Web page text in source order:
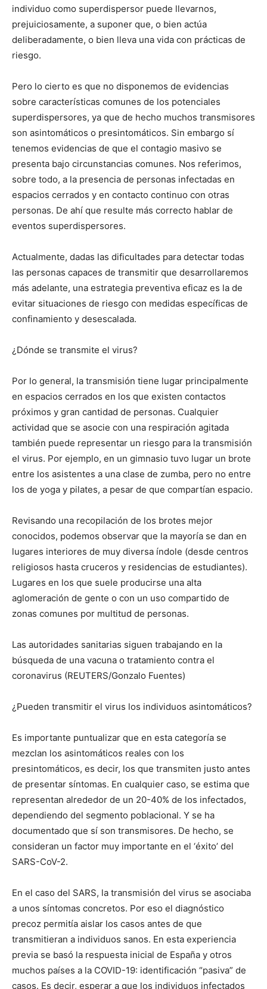
individuo como superdispersor puede llevarnos,
prejuiciosamente, a suponer que, o bien actúa
deliberadamente, o bien lleva una vida con prácticas de
riesgo.
Pero lo cierto es que no disponemos de evidencias
sobre características comunes de los potenciales
superdispersores, ya que de hecho muchos transmisores
son asintomáticos o presintomáticos. Sin embargo sí
tenemos evidencias de que el contagio masivo se
presenta bajo circunstancias comunes. Nos referimos,
sobre todo, a la presencia de personas infectadas en
espacios cerrados y en contacto continuo con otras
personas. De ahí que resulte más correcto hablar de
eventos superdispersores.
Actualmente, dadas las dificultades para detectar todas
las personas capaces de transmitir que desarrollaremos
más adelante, una estrategia preventiva eficaz es la de
evitar situaciones de riesgo con medidas específicas de
confinamiento y desescalada.
¿Dónde se transmite el virus?
Por lo general, la transmisión tiene lugar principalmente
en espacios cerrados en los que existen contactos
próximos y gran cantidad de personas. Cualquier
actividad que se asocie con una respiración agitada
también puede representar un riesgo para la transmisión
el virus. Por ejemplo, en un gimnasio tuvo lugar un brote
entre los asistentes a una clase de zumba, pero no entre
los de yoga y pilates, a pesar de que compartían espacio.
Revisando una recopilación de los brotes mejor
conocidos, podemos observar que la mayoría se dan en
lugares interiores de muy diversa índole (desde centros
religiosos hasta cruceros y residencias de estudiantes).
Lugares en los que suele producirse una alta
aglomeración de gente o con un uso compartido de
zonas comunes por multitud de personas.
Las autoridades sanitarias siguen trabajando en la
búsqueda de una vacuna o tratamiento contra el
coronavirus (REUTERS/Gonzalo Fuentes)
¿Pueden transmitir el virus los individuos asintomáticos?
Es importante puntualizar que en esta categoría se
mezclan los asintomáticos reales con los
presintomáticos, es decir, los que transmiten justo antes
de presentar síntomas. En cualquier caso, se estima que
representan alrededor de un 20-40% de los infectados,
dependiendo del segmento poblacional. Y se ha
documentado que sí son transmisores. De hecho, se
consideran un factor muy importante en el ‘éxito’ del
SARS-CoV-2.
En el caso del SARS, la transmisión del virus se asociaba
a unos síntomas concretos. Por eso el diagnóstico
precoz permitía aislar los casos antes de que
transmitieran a individuos sanos. En esta experiencia
previa se basó la respuesta inicial de España y otros
muchos países a la COVID-19: identificación “pasiva” de
casos. Es decir, esperar a que los individuos infectados